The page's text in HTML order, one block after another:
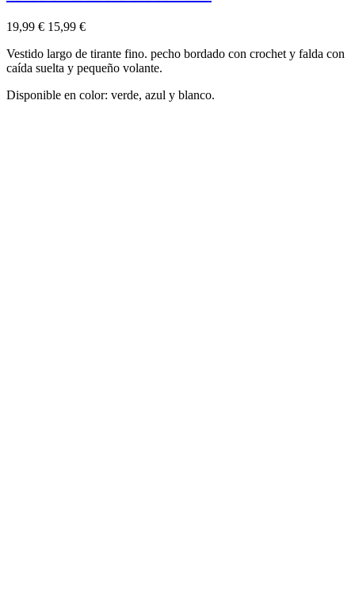
19,99 € 15,99 €
Vestido largo de tirante fino. pecho bordado con crochet y falda con
caída suelta y pequeño volante.
Disponible en color: verde, azul y blanco.